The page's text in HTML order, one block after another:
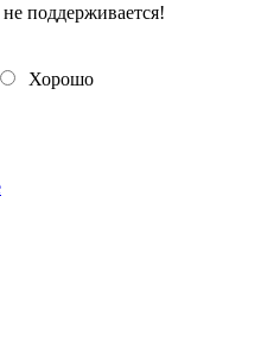
поддерживается!
Хорошо